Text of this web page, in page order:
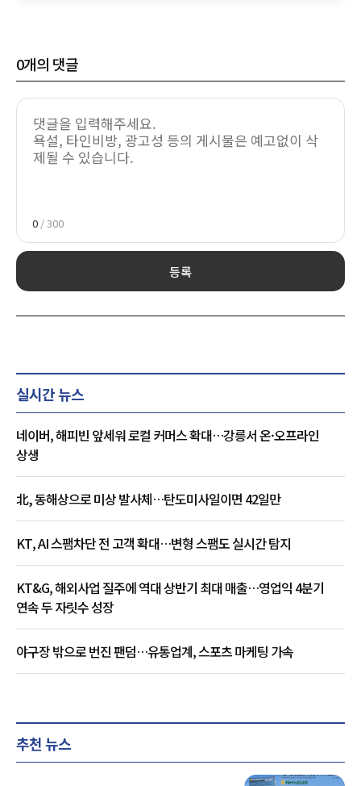
0개의 댓글
0 / 300
등록
실시간 뉴스
네이버, 해피빈 앞세워 로컬 커머스 확대…강릉서 온·오프라인
상생
北, 동해상으로 미상 발사체…탄도미사일이면 42일만
KT, AI 스팸차단 전 고객 확대…변형 스팸도 실시간 탐지
KT&G, 해외사업 질주에 역대 상반기 최대 매출…영업익 4분기
연속 두 자릿수 성장
야구장 밖으로 번진 팬덤…유통업계, 스포츠 마케팅 가속
추천 뉴스